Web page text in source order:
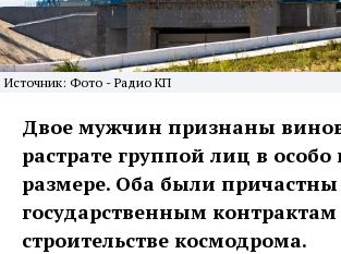
Источник: Фото - Радио КП
Двое мужчин признаны
растрате группой лиц в
размере. Оба были причастны
государственным
строительстве космодрома.